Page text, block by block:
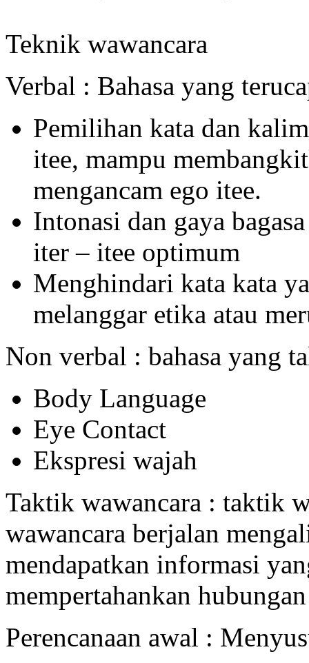
Teknik wawancara
Verbal : Bahasa yang
Pemilihan kata dan
itee, mampu
mengancam ego itee.
Intonasi dan gaya
iter – itee optimum
Menghindari kata kata
melanggar etika atau
Non verbal : bahasa yang
Body Language
Eye Contact
Ekspresi wajah
Taktik wawancara : taktik
wawancara berjalan
mendapatkan informasi
mempertahankan
Perencanaan awal :